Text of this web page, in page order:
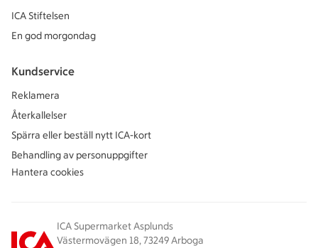
ICA Stiftelsen
En god morgondag
Kundservice
Reklamera
Återkallelser
Spärra eller beställ nytt ICA-kort
Behandling av personuppgifter
Hantera cookies
ICA Supermarket Asplunds
Västermovägen 18, 73249 Arboga